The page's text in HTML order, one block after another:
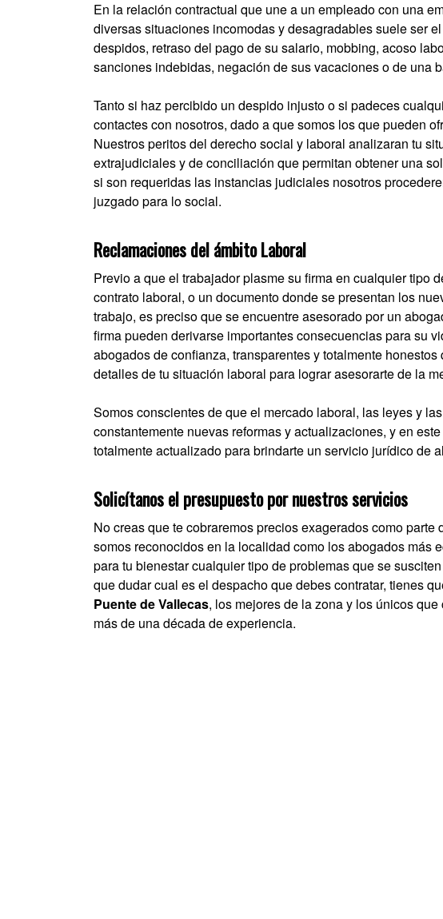
En la relación contractual que une a un empleado con una
diversas situaciones incomodas y desagradables suele ser
despidos, retraso del pago de su salario, mobbing, acoso
sanciones indebidas, negación de sus vacaciones o de una
Tanto si haz percibido un despido injusto o si padeces
contactes con nosotros, dado a que somos los que pueden
Nuestros peritos del derecho social y laboral analizaran tu
extrajudiciales y de conciliación que permitan obtener una
si son requeridas las instancias judiciales nosotros
juzgado para lo social.
Reclamaciones del ámbito Laboral
Previo a que el trabajador plasme su firma en cualquier tipo
contrato laboral, o un documento donde se presentan los
trabajo, es preciso que se encuentre asesorado por un
firma pueden derivarse importantes consecuencias para su
abogados de confianza, transparentes y totalmente
detalles de tu situación laboral para lograr asesorarte de la
Somos conscientes de que el mercado laboral, las leyes y
constantemente nuevas reformas y actualizaciones, y en
totalmente actualizado para brindarte un servicio jurídico de
Solicítanos el presupuesto por nuestros servicios
No creas que te cobraremos precios exagerados como
somos reconocidos en la localidad como los abogados más
para tu bienestar cualquier tipo de problemas que se
que dudar cual es el despacho que debes contratar, tienes
Puente de Vallecas, los mejores de la zona y los únicos
más de una década de experiencia.